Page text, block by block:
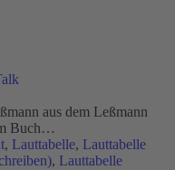
aus dem Leßmann
Buch…
, Lauttabelle, Lauttabelle
, Lauttabelle